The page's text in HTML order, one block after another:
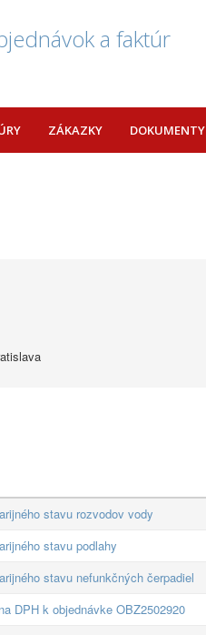
a faktúr
ZÁKAZKY DOKUMENTY
stavu rozvodov vody
stavu podlahy
stavu nefunkčných čerpadiel
DPH k objednávke OBZ2502920